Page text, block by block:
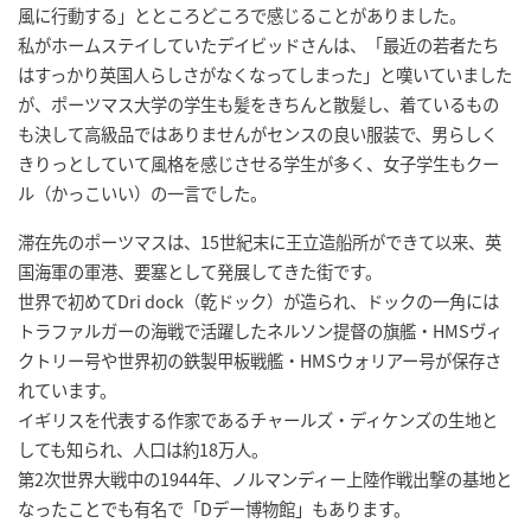
風に行動する」とところどころで感じることがありました。
私がホームステイしていたデイビッドさんは、「最近の若者たち
はすっかり英国人らしさがなくなってしまった」と嘆いていました
が、ポーツマス大学の学生も髪をきちんと散髪し、着ているもの
も決して高級品ではありませんがセンスの良い服装で、男らしく
きりっとしていて風格を感じさせる学生が多く、女子学生もクー
ル（かっこいい）の一言でした。
滞在先のポーツマスは、15世紀末に王立造船所ができて以来、英
国海軍の軍港、要塞として発展してきた街です。
世界で初めてDri dock（乾ドック）が造られ、ドックの一角には
トラファルガーの海戦で活躍したネルソン提督の旗艦・HMSヴィ
クトリー号や世界初の鉄製甲板戦艦・HMSウォリアー号が保存さ
れています。
イギリスを代表する作家であるチャールズ・ディケンズの生地と
しても知られ、人口は約18万人。
第2次世界大戦中の1944年、ノルマンディー上陸作戦出撃の基地と
なったことでも有名で「Dデー博物館」もあります。